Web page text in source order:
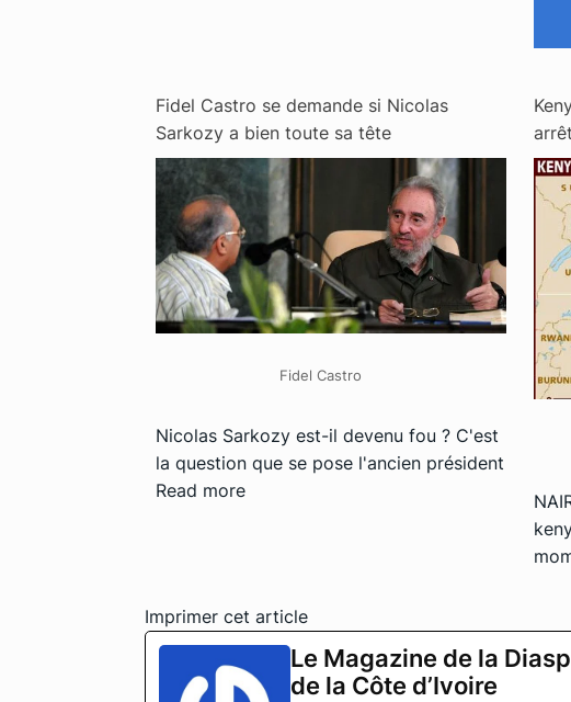
Fidel Castro se demande si Nicolas
Sarkozy a bien toute sa tête
Fidel Castro
Nicolas Sarkozy est-il devenu fou ? C'est
la question que se pose l'ancien président
Read more
Imprimer cet article
Le Magazine de la
de la Côte d’Ivoire